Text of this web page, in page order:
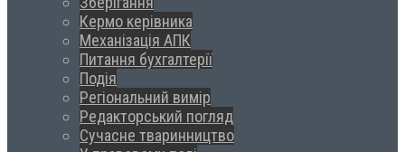
Кермо керівника
Механізація АПК
Питання бухгалтерії
Подія
Регіональний вимір
Редакторський погляд
Сучасне тваринництво